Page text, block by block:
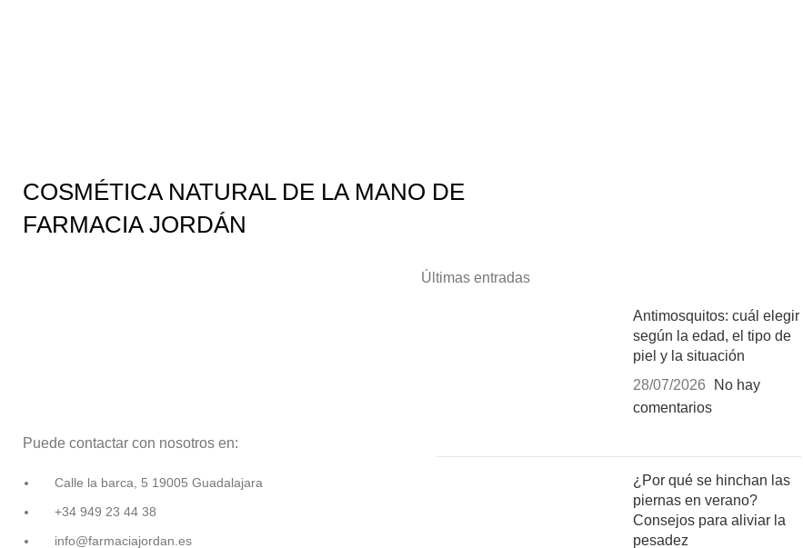
COSMÉTICA NATURAL DE LA MANO DE
FARMACIA JORDÁN
Puede contactar con nosotros en:
Calle la barca, 5 19005 Guadalajara
+34 949 23 44 38
info@farmaciajordan.es
Últimas entradas
Antimosquitos: cuál elegir
según la edad, el tipo de
piel y la situación
28/07/2026
No hay
comentarios
¿Por qué se hinchan las
piernas en verano?
Consejos para aliviar la
pesadez